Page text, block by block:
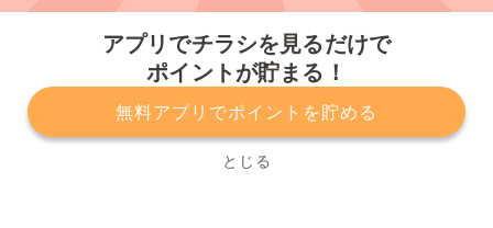
アプリでチラシを見るだけで
ポイントが貯まる！
無料アプリでポイントを貯める
とじる
プライバシーポリシー 利用規約
運営会社
サービスに関してのお問い合わせ